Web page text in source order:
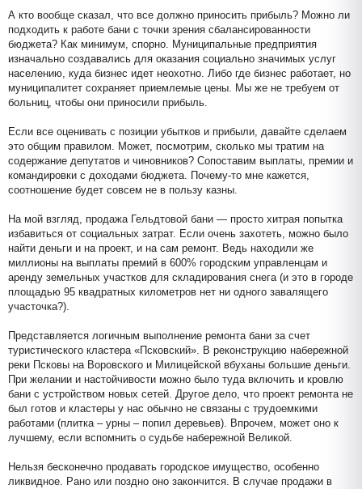
А кто вообще сказал, что все должно приносить прибыль? Можно ли
подходить к работе бани с точки зрения сбалансированности
бюджета? Как минимум, спорно. Муниципальные предприятия
изначально создавались для оказания социально значимых услуг
населению, куда бизнес идет неохотно. Либо где бизнес работает, но
муниципалитет сохраняет приемлемые цены. Мы же не требуем от
больниц, чтобы они приносили прибыль.
Если все оценивать с позиции убытков и прибыли, давайте сделаем
это общим правилом. Может, посмотрим, сколько мы тратим на
содержание депутатов и чиновников? Сопоставим выплаты, премии и
командировки с доходами бюджета. Почему-то мне кажется,
соотношение будет совсем не в пользу казны.
На мой взгляд, продажа Гельдтовой бани — просто хитрая попытка
избавиться от социальных затрат. Если очень захотеть, можно было
найти деньги и на проект, и на сам ремонт. Ведь находили же
миллионы на выплаты премий в 600% городским управленцам и
аренду земельных участков для складирования снега (и это в городе
площадью 95 квадратных километров нет ни одного завалящего
участочка?).
Представляется логичным выполнение ремонта бани за счет
туристического кластера «Псковский». В реконструкцию набережной
реки Псковы на Воровского и Милицейской вбуханы большие деньги.
При желании и настойчивости можно было туда включить и кровлю
бани с устройством новых сетей. Другое дело, что проект ремонта не
был готов и кластеры у нас обычно не связаны с трудоемкими
работами (плитка – урны – попил деревьев). Впрочем, может оно к
лучшему, если вспомнить о судьбе набережной Великой.
Нельзя бесконечно продавать городское имущество, особенно
ликвидное. Рано или поздно оно закончится. В случае продажи в